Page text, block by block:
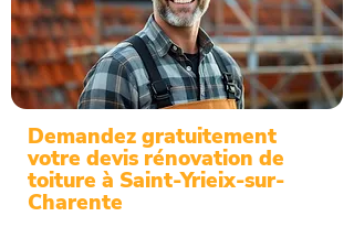
Demandez gratuitement
votre devis rénovation de
toiture à Saint-Yrieix-sur-
Charente